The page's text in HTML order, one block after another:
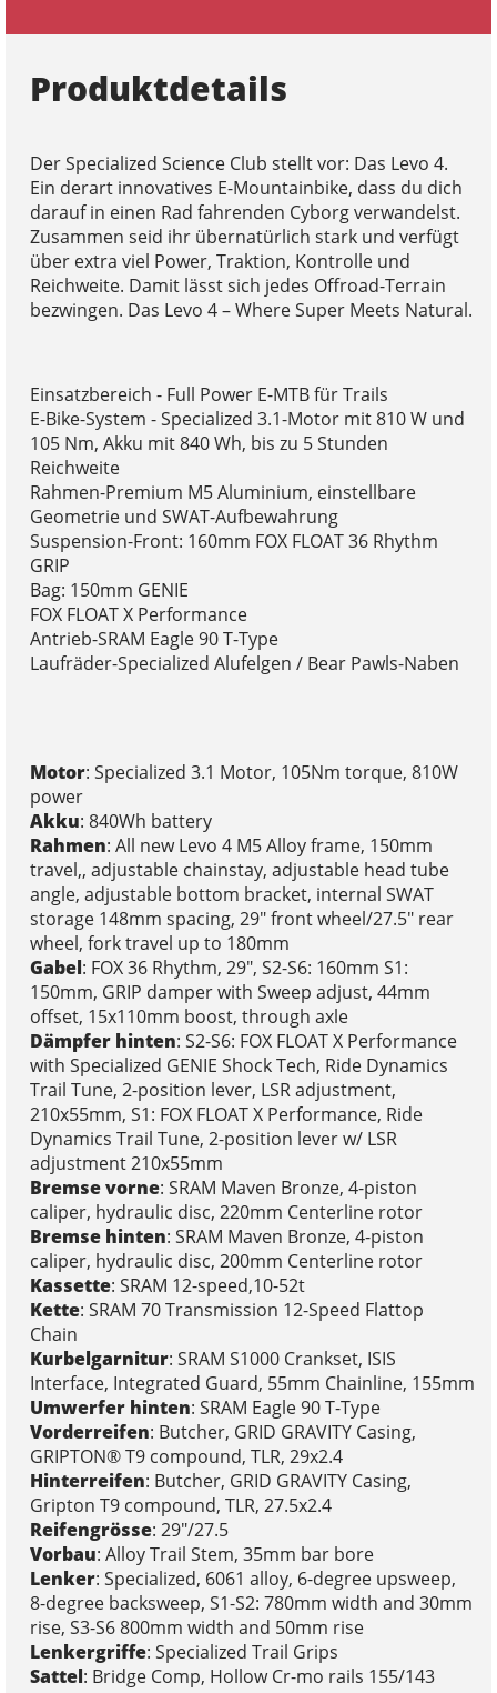
Produktdetails
Der Specialized Science Club stellt vor: Das Levo 4.
Ein derart innovatives E-Mountainbike, dass du dich
darauf in einen Rad fahrenden Cyborg verwandelst.
Zusammen seid ihr übernatürlich stark und verfügt
über extra viel Power, Traktion, Kontrolle und
Reichweite. Damit lässt sich jedes Offroad-Terrain
bezwingen. Das Levo 4 – Where Super Meets Natural.
Einsatzbereich - Full Power E-MTB für Trails
E-Bike-System - Specialized 3.1-Motor mit 810 W und
105 Nm, Akku mit 840 Wh, bis zu 5 Stunden
Reichweite
Rahmen-Premium M5 Aluminium, einstellbare
Geometrie und SWAT-Aufbewahrung
Suspension-Front: 160mm FOX FLOAT 36 Rhythm
GRIP
Bag: 150mm GENIE
FOX FLOAT X Performance
Antrieb-SRAM Eagle 90 T-Type
Laufräder-Specialized Alufelgen / Bear Pawls-Naben
Motor: Specialized 3.1 Motor, 105Nm torque, 810W
power
Akku: 840Wh battery
Rahmen: All new Levo 4 M5 Alloy frame, 150mm
travel,, adjustable chainstay, adjustable head tube
angle, adjustable bottom bracket, internal SWAT
storage 148mm spacing, 29" front wheel/27.5" rear
wheel, fork travel up to 180mm
Gabel: FOX 36 Rhythm, 29", S2-S6: 160mm S1:
150mm, GRIP damper with Sweep adjust, 44mm
offset, 15x110mm boost, through axle
Dämpfer hinten: S2-S6: FOX FLOAT X Performance
with Specialized GENIE Shock Tech, Ride Dynamics
Trail Tune, 2-position lever, LSR adjustment,
210x55mm, S1: FOX FLOAT X Performance, Ride
Dynamics Trail Tune, 2-position lever w/ LSR
adjustment 210x55mm
Bremse vorne: SRAM Maven Bronze, 4-piston
caliper, hydraulic disc, 220mm Centerline rotor
Bremse hinten: SRAM Maven Bronze, 4-piston
caliper, hydraulic disc, 200mm Centerline rotor
Kassette: SRAM 12-speed,10-52t
Kette: SRAM 70 Transmission 12-Speed Flattop
Chain
Kurbelgarnitur: SRAM S1000 Crankset, ISIS
Interface, Integrated Guard, 55mm Chainline, 155mm
Umwerfer hinten: SRAM Eagle 90 T-Type
Vorderreifen: Butcher, GRID GRAVITY Casing,
GRIPTON® T9 compound, TLR, 29x2.4
Hinterreifen: Butcher, GRID GRAVITY Casing,
Gripton T9 compound, TLR, 27.5x2.4
Reifengrösse: 29"/27.5
Vorbau: Alloy Trail Stem, 35mm bar bore
Lenker: Specialized, 6061 alloy, 6-degree upsweep,
8-degree backsweep, S1-S2: 780mm width and 30mm
rise, S3-S6 800mm width and 50mm rise
Lenkergriffe: Specialized Trail Grips
Sattel: Bridge Comp, Hollow Cr-mo rails 155/143